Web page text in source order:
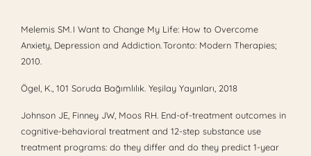
Melemis SM. I Want to Change My Life: How to Overcome
Anxiety, Depression and Addiction. Toronto: Modern Therapies;
2010.
Ögel, K., 101 Soruda Bağımlılık. Yeşilay Yayınları, 2018
Johnson JE, Finney JW, Moos RH. End-of-treatment outcomes in
cognitive-behavioral treatment and 12-step substance use
treatment programs: do they differ and do they predict 1-year